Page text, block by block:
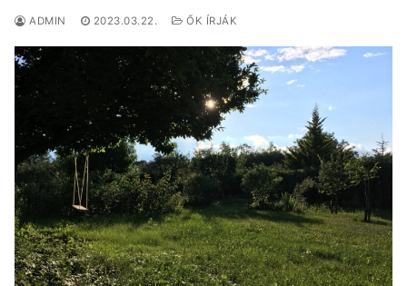
ADMIN 2023.03.22. ŐK ÍRJÁK